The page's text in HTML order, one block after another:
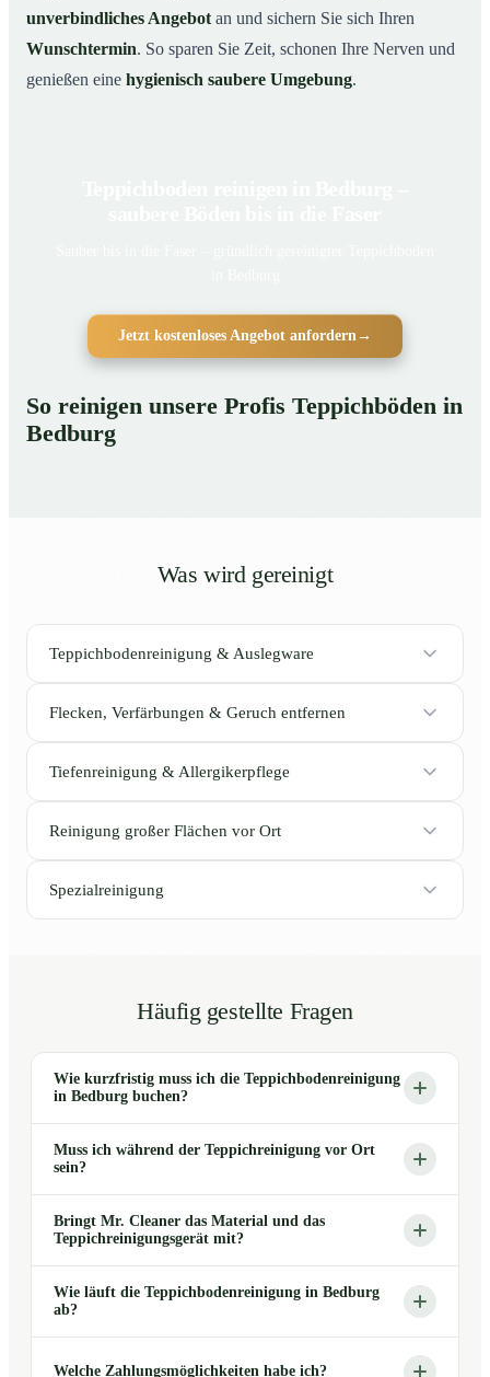
unverbindliches Angebot an und sichern Sie sich Ihren
Wunschtermin. So sparen Sie Zeit, schonen Ihre Nerven und
genießen eine hygienisch saubere Umgebung.
Jetzt kostenloses Angebot anfordern→
So reinigen unsere Profis Teppichböden in
Bedburg
Was wird gereinigt
Teppichbodenreinigung & Auslegware
Flecken, Verfärbungen & Geruch entfernen
Tiefenreinigung & Allergikerpflege
Reinigung großer Flächen vor Ort
Spezialreinigung
Häufig gestellte Fragen
Wie kurzfristig muss ich die Teppichbodenreinigung
in Bedburg buchen?
Muss ich während der Teppichreinigung vor Ort
sein?
Bringt Mr. Cleaner das Material und das
Teppichreinigungsgerät mit?
Wie läuft die Teppichbodenreinigung in Bedburg
ab?
Welche Zahlungsmöglichkeiten habe ich?